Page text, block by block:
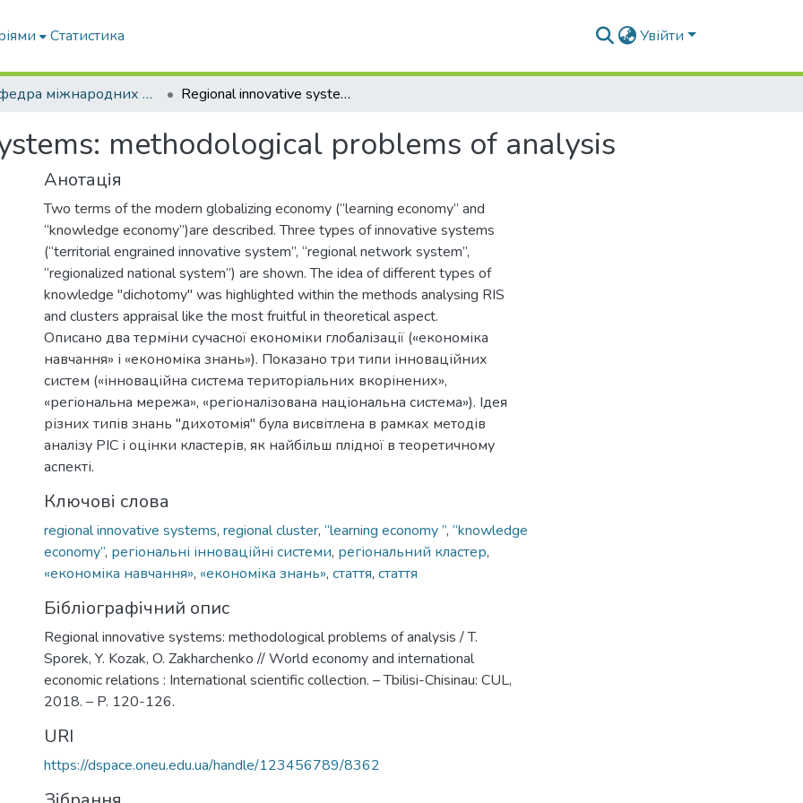
Статистика Увійти
Кафедра міжнародних економічних відносин Regional innovative systems: methodological problems of analysis
methodological problems of analysis
Анотація
Two terms of the modern globalizing economy (“learning economy” and
“knowledge economy”)are described. Three types of innovative systems
(“territorial engrained innovative system”, “regional network system”,
“regionalized national system”) are shown. The idea of different types of
knowledge "dichotomy" was highlighted within the methods analysing RIS
and clusters appraisal like the most fruitful in theoretical aspect.
Описано два терміни сучасної економіки глобалізації («економіка
навчання» і «економіка знань»). Показано три типи інноваційних
систем («інноваційна система територіальних вкорінених»,
«регіональна мережа», «регіоналізована національна система»). Ідея
різних типів знань "дихотомія" була висвітлена в рамках методів
аналізу РІС і оцінки кластерів, як найбільш плідної в теоретичному
аспекті.
Ключові слова
regional innovative systems, regional cluster, “learning economy ”, “knowledge
economy”, регіональні інноваційні системи, регіональний кластер,
«економіка навчання», «економіка знань», стаття, стаття
Бібліографічний опис
Regional innovative systems: methodological problems of analysis / T.
Sporek, Y. Kozak, O. Zakharchenko // World economy and international
economic relations : International scientific collection. – Tbilisi-Chisinau: CUL,
2018. – P. 120-126.
URI
https://dspace.oneu.edu.ua/handle/123456789/8362